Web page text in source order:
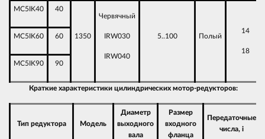
MC5IK40 40
1350
Червячный
IRW030
IRW040
5..100 Полый
14
18
MC5IK60 60
MC5IK90 90
Краткие характеристики цилиндрических мотор-редукторов:
Тип редуктора Модель
Диаметр
выходного
вала
Размер
входного
фланца
Передаточные
числа, i